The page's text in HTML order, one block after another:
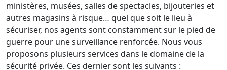
ministères, musées, salles de spectacles, bijouteries et
autres magasins à risque… quel que soit le lieu à
sécuriser, nos agents sont constamment sur le pied de
guerre pour une surveillance renforcée. Nous vous
proposons plusieurs services dans le domaine de la
sécurité privée. Ces dernier sont les suivants :